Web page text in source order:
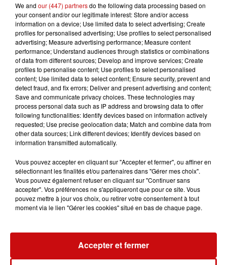
12 DÉPARTEMENTS BÉNÉFICIENT DE
CET ASSOUPLISSEMENT
Le Haut-Rhin fait partie des 12 nouveaux départements
où le ralentissement de l'épidémie permet de relâcher
certaines contraintes. Tous sont restés en dessous le
seuil des 50 cas pour 100.000 habitants pendant au
moins cinq jours consécutifs.
Sont aussi concernés les départements de l'Ain, de
l'Ariège, de Charente, du Cher, de la Drôme, du Gard, de
l'Hérault, de la Moselle, du Var, de la Haute-Vienne et de
la Seine-et-Marne.
Au total, le port du masque n'est donc plus obligatoire
dans 79 départements.
LA LOZÈRE FAIT FIGURE DE MAUVAIS
En revanche, face à la hausse du taux d'incidence
Lozère, le masque va redevenir obligatoire pour les
We and our (447) partnersdo the following data processing based on
your consent and/or our legitimate interest: Store and/or access
information on a device; Use limited data to select advertising; Create
profiles for personalised advertising; Use profiles to select personalised
advertising; Measure advertising performance; Measure content
performance; Understand audiences through statistics or combinations
of data from different sources; Develop and improve services; Create
profiles to personalise content; Use profiles to select personalised
content; Use limited data to select content; Ensure security, prevent and
detect fraud, and fix errors; Deliver and present advertising and content;
Save and communicate privacy choices. These technologies may
process personal data such as IP address and browsing data to offer
following functionalities: Identify devices based on information actively
requested; Use precise geolocation data; Match and combine data from
other data sources; Link different devices; Identify devices based on
information transmitted automatically.
Vous pouvez accepter en cliquant sur "Accepter et fermer", ou affiner en
sélectionnant les finalités et/ou partenaires dans "Gérer mes choix".
Vous pouvez également refuser en cliquant sur "Continuer sans
accepter". Vos préférences ne s'appliqueront que pour ce site. Vous
pouvez mettre à jour vos choix, ou retirer votre consentement à tout
moment via le lien "Gérer les cookies" situé en bas de chaque page.
Accepter et fermer